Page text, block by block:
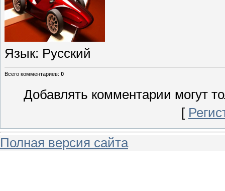
Язык: Русский
Всего комментариев: 0
Добавлять комментарии могут
[
Полная версия сайта